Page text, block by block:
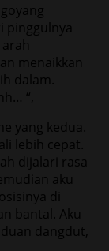
pinggulnya
menaikkan
dalam.
“,
yang kedua.
lebih cepat.
dijalari rasa
aku
di
bantal. Aku
dangdut,